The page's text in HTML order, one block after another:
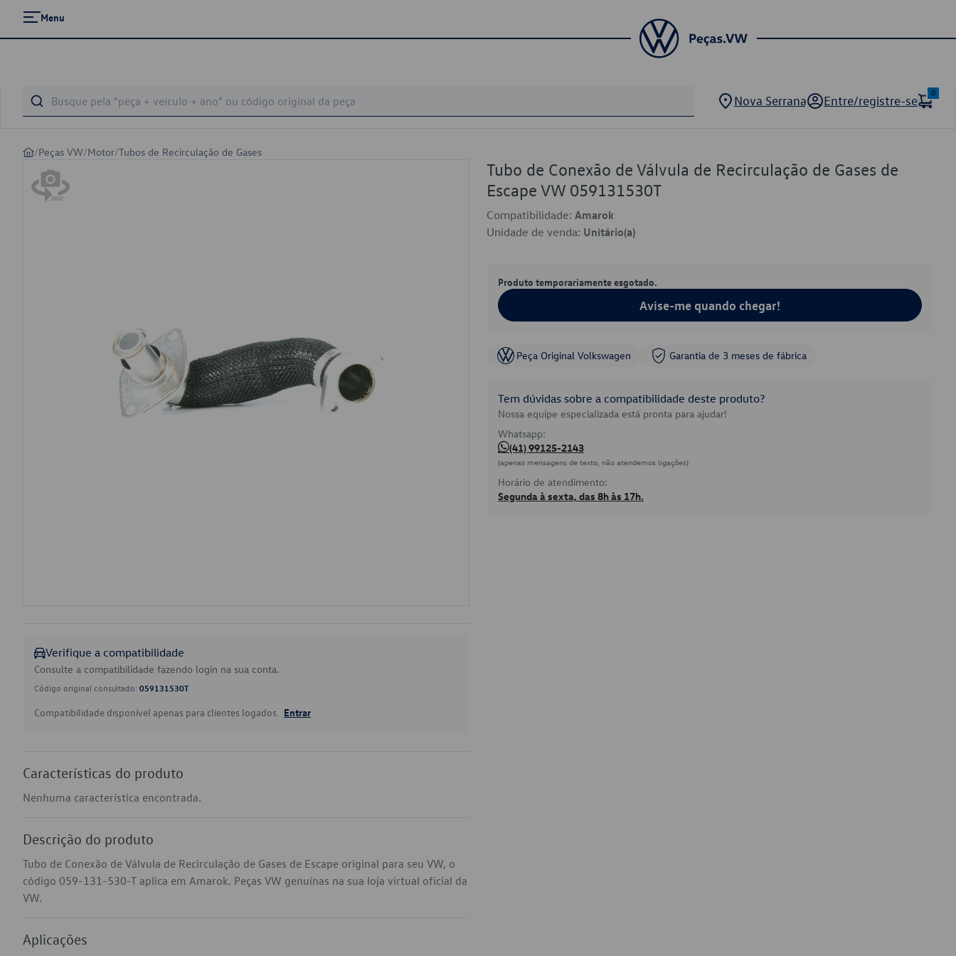
Menu
Nova Serrana Entre/registre-se
0
/Peças VW/Motor/Tubos de Recirculação de Gases
Verifique a compatibilidade
Consulte a compatibilidade fazendo login na sua conta.
Código original consultado: 059131530T
Compatibilidade disponível apenas para clientes logados. Entrar
Características do produto
Nenhuma característica encontrada.
Descrição do produto
Tubo de Conexão de Válvula de Recirculação de Gases de Escape original para seu VW, o
código 059-131-530-T aplica em Amarok. Peças VW genuínas na sua loja virtual oficial da
VW.
Aplicações
Tubo de Conexão de Válvula de Recirculação de Gases de
Escape VW 059131530T
Compatibilidade: Amarok
Unidade de venda: Unitário(a)
Produto temporariamente esgotado.
Avise-me quando chegar!
Peça Original Volkswagen Garantia de 3 meses de fábrica
Tem dúvidas sobre a compatibilidade deste produto?
Nossa equipe especializada está pronta para ajudar!
Whatsapp:
(41) 99125-2143
(apenas mensagens de texto, não atendemos ligações)
Horário de atendimento:
Segunda à sexta, das 8h às 17h.